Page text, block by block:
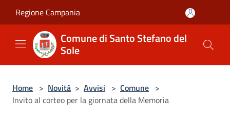
Regione Campania
Comune di Santo Stefano del
Sole
Home > Novità > Avvisi > Comune >
Invito al corteo per la giornata della Memoria